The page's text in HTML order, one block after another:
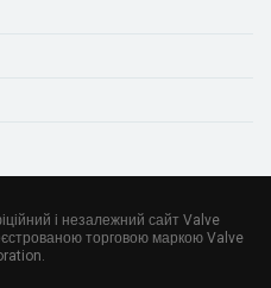
і незалежний сайт Valve
торговою маркою Valve